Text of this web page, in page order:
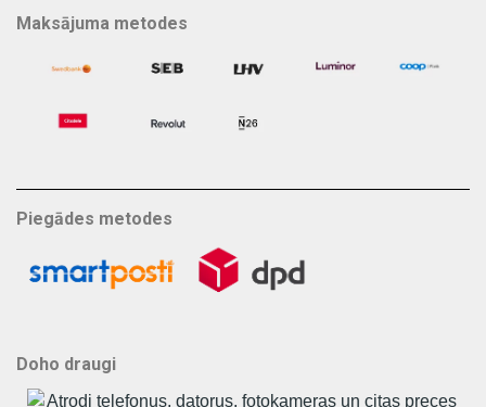
Maksājuma metodes
Piegādes metodes
Doho draugi